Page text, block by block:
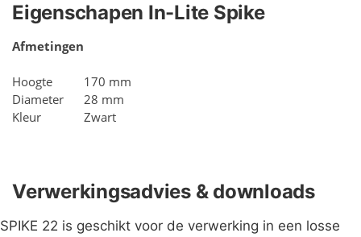
Eigenschapen In-Lite Spike
Afmetingen
Hoogte
170 mm
Diameter
28 mm
Kleur
Zwart
Verwerkingsadvies & downloads
SPIKE 22 is geschikt voor de verwerking in een losse